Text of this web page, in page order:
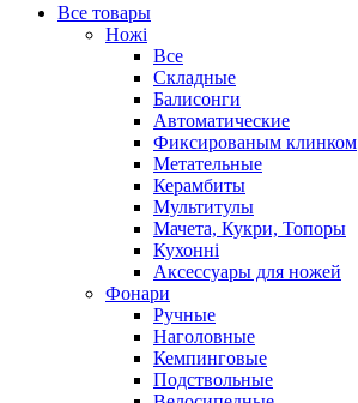
Все товары
Ножі
Все
Складные
Балисонги
Автоматические
Фиксированым клинком
Метательные
Керамбиты
Мультитулы
Мачета, Кукри, Топоры
Кухонні
Аксессуары для ножей
Фонари
Ручные
Наголовные
Кемпинговые
Подствольные